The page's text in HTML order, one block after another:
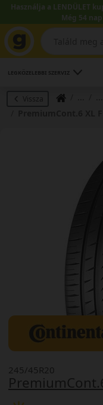
Használja a LENDÜLET
Még 54
LEGKÖZELEBBI SZERVIZ
Vissza
245/45R20